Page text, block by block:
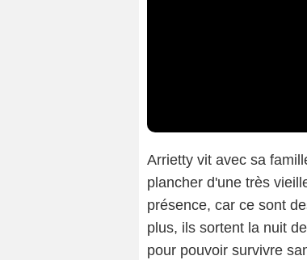
Arrietty vit avec sa
plancher d'une très
présence, car ce sont
plus, ils sortent la nuit
pour pouvoir survivre